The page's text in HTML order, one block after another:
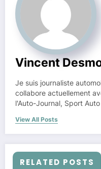
Vincent
Je suis journaliste
collabore actuellement
l'Auto-Journal, Sport
View All Posts
RELATED POSTS